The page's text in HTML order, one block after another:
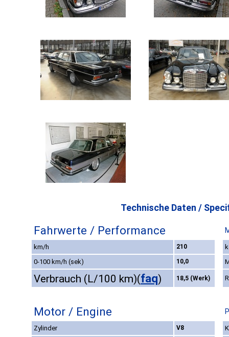
Technische Daten /
Fahrwerte / Performance
km/h 210
0-100 km/h (sek)
10,0
Verbrauch (L/100 km)(faq) 18,5 (Werk)
Motor / Engine
Zylinder V8